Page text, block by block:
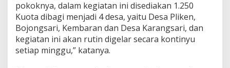
pokoknya, dalam kegiatan ini disediakan 1.250
Kuota dibagi menjadi 4 desa, yaitu Desa Pliken,
Bojongsari, Kembaran dan Desa Karangsari, dan
kegiatan ini akan rutin digelar secara kontinyu
setiap minggu,” katanya.